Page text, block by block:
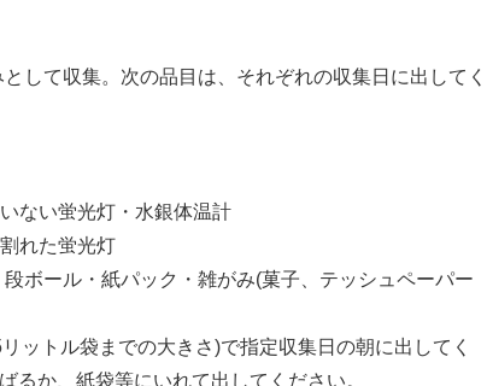
して収集。次の品目は、それぞれの収集日に出してく
ない蛍光灯・水銀体温計
れた蛍光灯
ボール・紙パック・雑がみ(菓子、テッシュペーパー
ットル袋までの大きさ)で指定収集日の朝に出してく
るか、紙袋等にいれて出してください。